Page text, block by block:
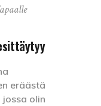
eräästä
jossa olin